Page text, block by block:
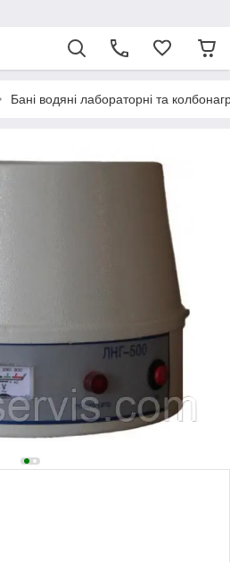
Бані водяні лабораторні та